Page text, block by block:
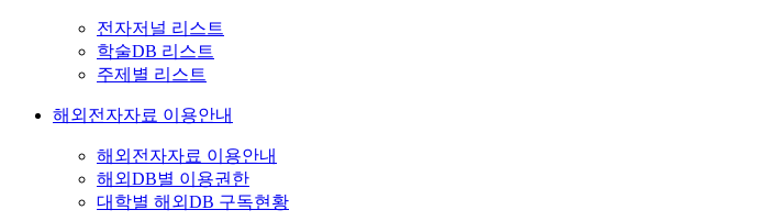
전자저널 리스트
학술DB 리스트
주제별 리스트
해외전자자료 이용안내
해외전자자료 이용안내
해외DB별 이용권한
대학별 해외DB 구독현황